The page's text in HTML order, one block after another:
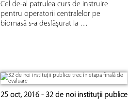
Cel de-al patrulea curs de instruire
pentru operatorii centralelor pe
biomasă s-a desfășurat la …
25 oct, 2016 - 32 de noi instituții publice